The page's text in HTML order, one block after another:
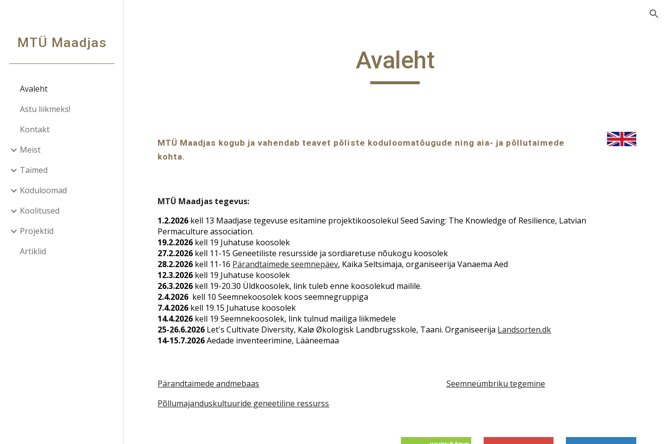
MTÜ Maadjas
Avaleht
Astu liikmeks!
Kontakt
Meist
Taimed
Koduloomad
Koolitused
Projektid
Artiklid
Avaleht
MTÜ Maadjas kogub ja vahendab teavet põliste koduloomatõugude ning aia- ja põllutaimede
kohta.
MTÜ Maadjas tegevus:
1.2.2026 kell 13 Maadjase tegevuse esitamine projektikoosolekulSeed Saving: The Knowledge of Resilience, Latvian
Permaculture association.
19.2.2026 kell 19 Juhatuse koosolek
27.2.2026 kell 11-15 Geneetiliste resursside ja sordiaretuse nõukogu koosolek
28.2.2026 kell 11-16 Pärandtaimede seemnepäev, Kaika Seltsimaja, organiseerija Vanaema Aed
12.3.2026 kell 19 Juhatuse koosolek
26.3.2026 kell 19-20.30 Üldkoosolek, link tuleb enne koosolekud mailile.
2.4.2026 kell 10 Seemnekoosolek koos seemnegruppiga
7.4.2026 kell 19.15 Juhatuse koosolek
14.4.2026 kell 19 Seemnekoosolek, link tulnud mailiga liikmedele
25-26.6.2026 Let's Cultivate Diversity, Kalø Økologisk Landbrugsskole, Taani. Organiseerija Landsorten.dk
14-15.7.2026Aedade inventeerimine, Lääneemaa
Pärandtaimede andmebaas
Põllumajanduskultuuride geneetiline ressurss
Seemneümbriku tegemine